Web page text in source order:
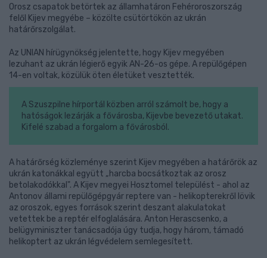
Orosz csapatok betörtek az államhatáron Fehéroroszország
felől Kijev megyébe – közölte csütörtökön az ukrán
határőrszolgálat.
Az UNIAN hírügynökség jelentette, hogy Kijev megyében
lezuhant az ukrán légierő egyik AN-26-os gépe. A repülőgépen
14-en voltak, közülük öten életüket vesztették.
A Szuszpilne hírportál közben arról számolt be, hogy a
hatóságok lezárják a fővárosba, Kijevbe bevezető utakat.
Kifelé szabad a forgalom a fővárosból.
A határőrség közleménye szerint Kijev megyében a határőrök az
ukrán katonákkal együtt „harcba bocsátkoztak az orosz
betolakodókkal". A Kijev megyei Hosztomel települést - ahol az
Antonov állami repülőgépgyár reptere van - helikopterekről lövik
az oroszok, egyes források szerint deszant alakulatokat
vetettek be a reptér elfoglalására. Anton Herascsenko, a
belügyminiszter tanácsadója úgy tudja, hogy három, támadó
helikoptert az ukrán légvédelem semlegesített.